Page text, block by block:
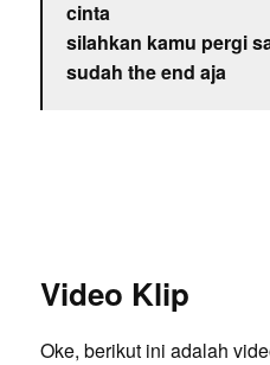
cinta
silahkan kamu pergi
sudah the end aja
Video Klip
Oke, berikut ini adalah